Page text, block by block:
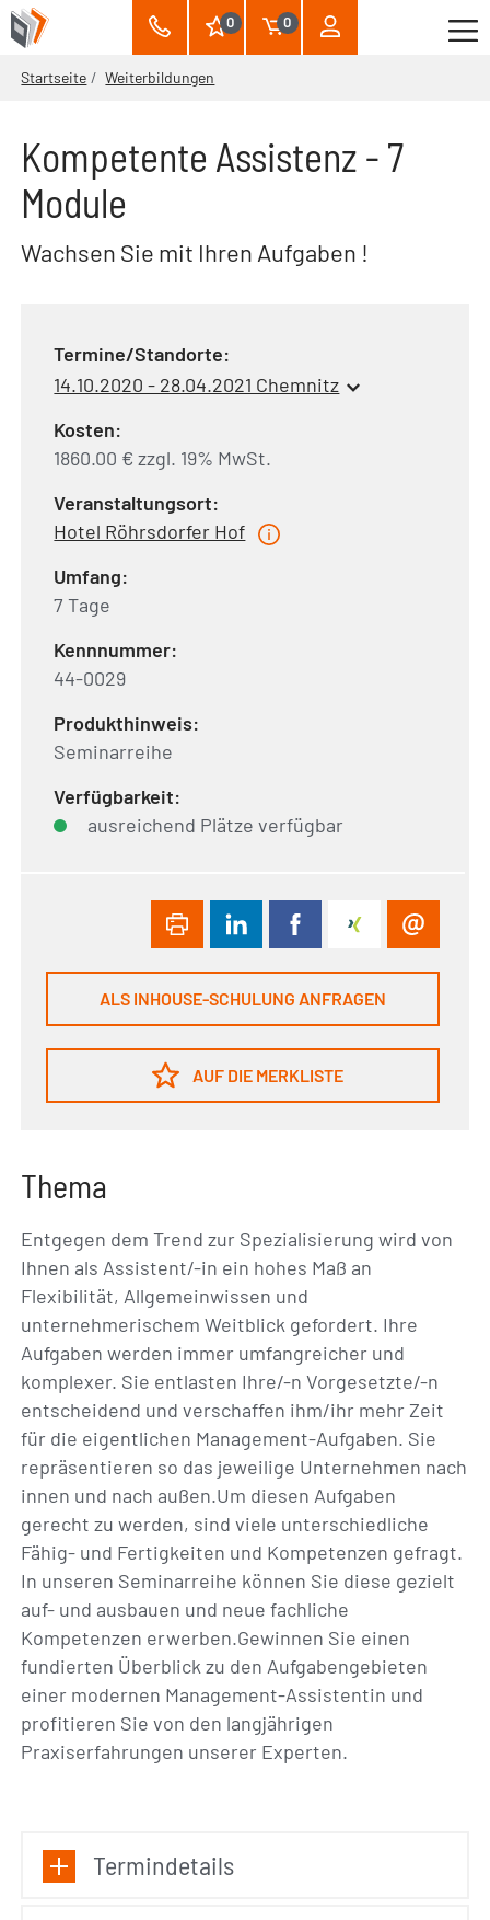
0 0
Startseite Weiterbildungen
Kompetente Assistenz - 7
Module
Wachsen Sie mit Ihren Aufgaben !
Termine/Standorte:
14.10.2020 - 28.04.2021 Chemnitz
Kosten:
1860.00 € zzgl. 19% MwSt.
Veranstaltungsort:
Hotel Röhrsdorfer Hof
Umfang:
7 Tage
Kennnummer:
44-0029
Produkthinweis:
Seminarreihe
Verfügbarkeit:
ausreichend Plätze verfügbar
ALS INHOUSE-SCHULUNG ANFRAGEN
AUF DIE MERKLISTE
Thema
Entgegen dem Trend zur Spezialisierung wird von
Ihnen als Assistent/-in ein hohes Maß an
Flexibilität, Allgemeinwissen und
unternehmerischem Weitblick gefordert. Ihre
Aufgaben werden immer umfangreicher und
komplexer. Sie entlasten Ihre/-n Vorgesetzte/-n
entscheidend und verschaffen ihm/ihr mehr Zeit
für die eigentlichen Management-Aufgaben. Sie
repräsentieren so das jeweilige Unternehmen nach
innen und nach außen.Um diesen Aufgaben
gerecht zu werden, sind viele unterschiedliche
Fähig- und Fertigkeiten und Kompetenzen gefragt.
In unseren Seminarreihe können Sie diese gezielt
auf- und ausbauen und neue fachliche
Kompetenzen erwerben.Gewinnen Sie einen
fundierten Überblick zu den Aufgabengebieten
einer modernen Management-Assistentin und
profitieren Sie von den langjährigen
Praxiserfahrungen unserer Experten.
Termindetails